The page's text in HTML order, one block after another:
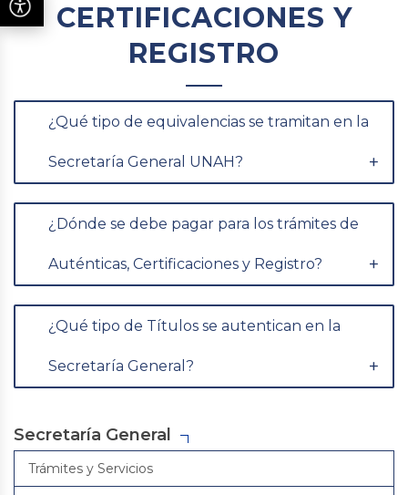
CERTIFICACIONES Y
REGISTRO
¿Qué tipo de equivalencias se tramitan en la
Secretaría General UNAH?
¿Dónde se debe pagar para los trámites de
Auténticas, Certificaciones y Registro?
¿Qué tipo de Títulos se autentican en la
Secretaría General?
Secretaría General
Trámites y Servicios